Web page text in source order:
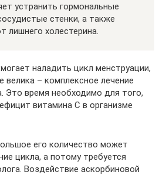
устранить гормональные
стенки, а также
лишнего холестерина.
наладить цикл менструации,
велика – комплексное лечение
Это время необходимо для того,
витамина С в организме
его количество может
цикла, а потому требуется
Воздействие аскорбиновой